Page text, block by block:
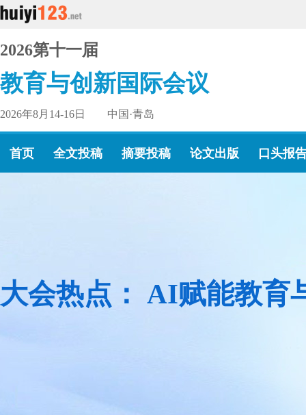
2026第十一届
教育与创新国际会议
2026年8月14-16日 中国·青岛
首页 全文投稿 摘要投稿 论文出版 口头报
大会热点： AI赋能教育